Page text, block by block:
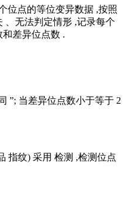
位点的等位变异数据 ,按照
、无法判定情形 ,记录每个
差异位点数 .
”; 当差异位点数小于等于 2
指纹) 采用 检测 ,检测位点